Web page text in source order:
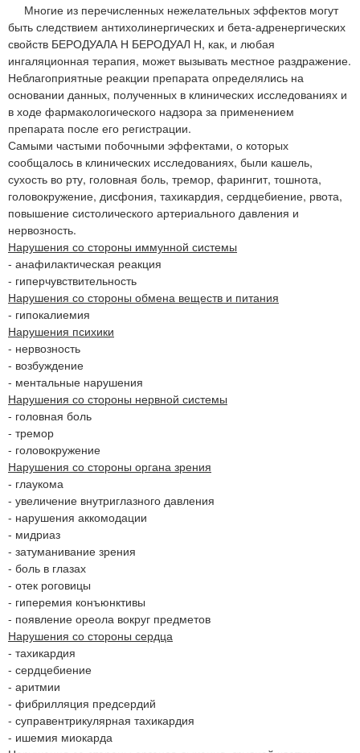
Многие из перечисленных нежелательных эффектов могут
быть следствием антихолинергических и бета-адренергических
свойств БЕРОДУАЛА Н БЕРОДУАЛ Н, как, и любая
ингаляционная терапия, может вызывать местное раздражение.
Неблагоприятные реакции препарата определялись на
основании данных, полученных в клинических исследованиях и
в ходе фармакологического надзора за применением
препарата после его регистрации.
Самыми частыми побочными эффектами, о которых
сообщалось в клинических исследованиях, были кашель,
сухость во рту, головная боль, тремор, фарингит, тошнота,
головокружение, дисфония, тахикардия, сердцебиение, рвота,
повышение систолического артериального давления и
нервозность.
Нарушения со стороны иммунной системы
- анафилактическая реакция
- гиперчувствительность
Нарушения со стороны обмена веществ и питания
- гипокалиемия
Нарушения психики
- нервозность
- возбуждение
- ментальные нарушения
Нарушения со стороны нервной системы
- головная боль
- тремор
- головокружение
Нарушения со стороны органа зрения
- глаукома
- увеличение внутриглазного давления
- нарушения аккомодации
- мидриаз
- затуманивание зрения
- боль в глазах
- отек роговицы
- гиперемия конъюнктивы
- появление ореола вокруг предметов
Нарушения со стороны сердца
- тахикардия
- сердцебиение
- аритмии
- фибрилляция предсердий
- суправентрикулярная тахикардия
- ишемия миокарда